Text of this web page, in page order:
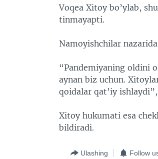
Voqea Xitoy bo’ylab,
tinmayapti.
Namoyishchilar
“Pandemiyaning oldini
aynan biz uchun.
qoidalar qat’iy
Xitoy hukumati esa
bildiradi.
Ulashing Follow